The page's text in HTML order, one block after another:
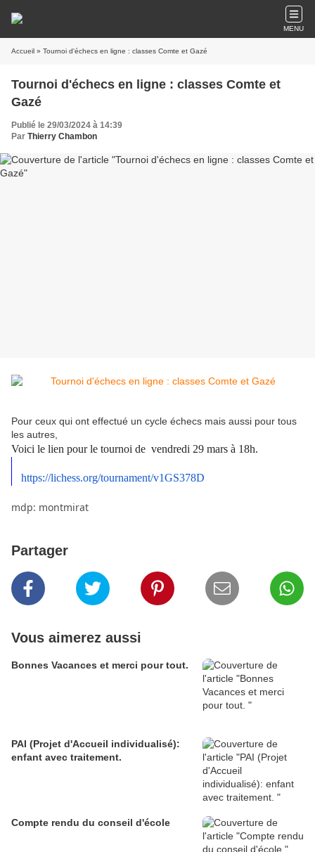
MENU
Accueil » Tournoi d'échecs en ligne : classes Comte et Gazé
Tournoi d'échecs en ligne : classes Comte et
Gazé
Publié le 29/03/2024 à 14:39
Par Thierry Chambon
Pour ceux qui ont effectué un cycle échecs mais aussi pour tous
les autres,
Voici le lien pour le tournoi de vendredi 29 mars à 18h.
https://lichess.org/tournament/v1GS378D
mdp: montmirat
Partager
Vous aimerez aussi
Bonnes Vacances et merci pour tout.
PAI (Projet d'Accueil individualisé):
enfant avec traitement.
Compte rendu du conseil d'école